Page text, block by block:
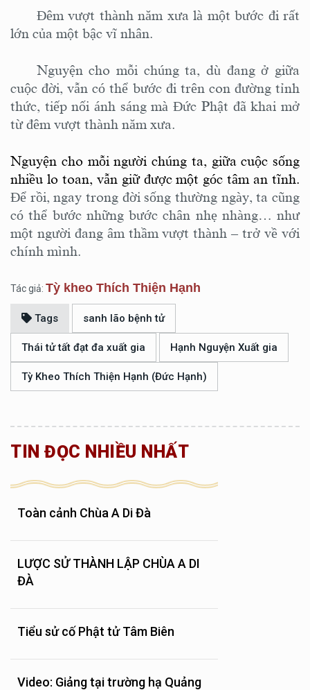
Đêm vượt thành năm xưa là một bước đi rất
lớn của một bậc vĩ nhân.
Nguyện cho mỗi chúng ta, dù đang ở giữa
cuộc đời, vẫn có thể bước đi trên con đường tỉnh
thức, tiếp nối ánh sáng mà Đức Phật đã khai mở
từ đêm vượt thành năm xưa.
Nguyện cho mỗi người chúng ta, giữa cuộc sống
nhiều lo toan, vẫn giữ được một góc tâm an tĩnh.
Để rồi, ngay trong đời sống thường ngày, ta cũng
có thể bước những bước chân nhẹ nhàng… như
một người đang âm thầm vượt thành – trở về với
chính mình.
Tác giả: Tỳ kheo Thích Thiện Hạnh
Tags sanh lão bệnh tử
Thái tử tất đạt đa xuất gia Hạnh Nguyện Xuất gia
Tỳ Kheo Thích Thiện Hạnh (Đức Hạnh)
TIN ĐỌC NHIỀU NHẤT
Toàn cảnh Chùa A Di Đà
LƯỢC SỬ THÀNH LẬP CHÙA A DI
ĐÀ
Tiểu sử cố Phật tử Tâm Biên
Video: Giảng tại trường hạ Quảng